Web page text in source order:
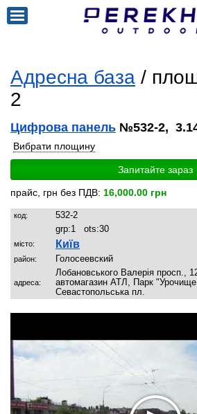
Адресна база /
2
Цифрова панель №532-2,
Вибрати площину
Запитайте зараз
прайс, грн без ПДВ: 16,000.00 грн
код:
532-2
grp:1 ots:30
місто: Київ
район: Голосеевский
адреса:
Лобановського Валерія просп.,
автомагазин АТЛ, Парк
Севастопольська пл.